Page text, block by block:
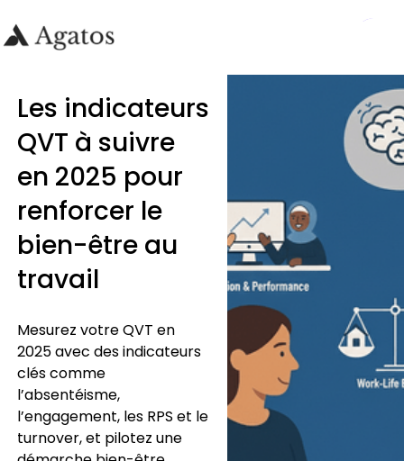
Les indicateurs
QVT à suivre
en 2025 pour
renforcer le
bien-être au
travail
Mesurez votre QVT en
2025 avec des indicateurs
clés comme
l’absentéisme,
l’engagement, les RPS et le
turnover, et pilotez une